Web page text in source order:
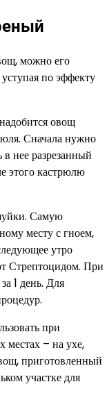
можно его
по эффекту
овощ
Сначала нужно
нее разрезанный
этого кастрюлю
Самую
месту с гноем,
утро
Стрептоцидом. При
1 день. Для
при
местах – на ухе,
приготовленный
участке для